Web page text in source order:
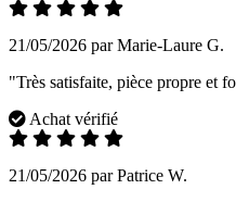
21/05/2026 par Marie-Laure G.
"Très satisfaite, pièce propre et
Achat vérifié
21/05/2026 par Patrice W.